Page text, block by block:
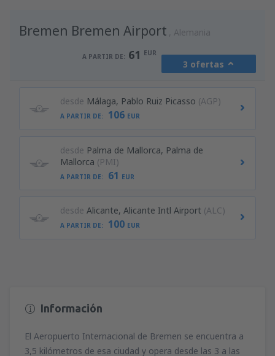
Bremen Bremen Airport Alemania
A PARTIR DE: 61 EUR
3 ofertas
desde Málaga, Pablo Ruiz Picasso (AGP)
A PARTIR DE: 106 EUR
desde Palma de Mallorca, Palma de
Mallorca (PMI)
A PARTIR DE: 61 EUR
desde Alicante, Alicante Intl Airport (ALC)
A PARTIR DE: 100 EUR
Información
El Aeropuerto Internacional de Bremen se encuentra a
3,5 kilómetros de esa ciudad y opera desde las 3 a las